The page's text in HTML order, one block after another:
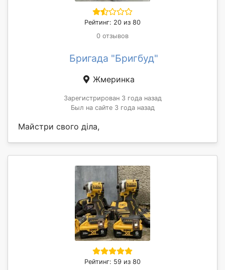
Рейтинг: 20 из 80
0 отзывов
Бригада "Бригбуд"
Жмеринка
Зарегистрирован 3 года назад
Был на сайте 3 года назад
Майстри свого діла,
Рейтинг: 59 из 80